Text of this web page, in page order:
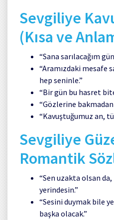
Sevgiliye
(Kısa ve
“Sana sarılacağım
“Aramızdaki mesafe
hep seninle.”
“Bir gün bu hasret
“Gözlerine
“Kavuştuğumuz an,
Sevgiliye
Romantik
“Sen uzakta olsan
yerindesin.”
“Sesini duymak bile
başka olacak.”